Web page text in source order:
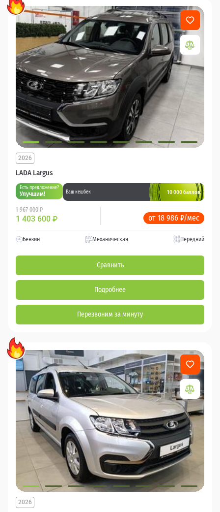
LADA Largus
2026
Есть предложение?
Улучшим! Ваш кешбек 10 000 баллов
1 967 000 ₽
1 403 600 ₽ от 18 986 ₽/мес
Бензин Механическая Передний
Сравнить
Подробнее
Перезвоним за минуту
2026